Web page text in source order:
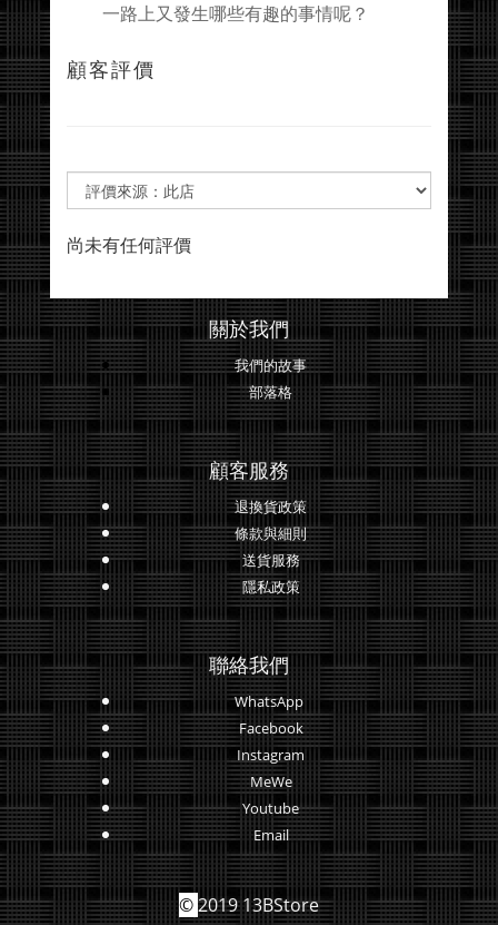
一路上又發生哪些有趣的事情呢？
顧客評價
尚未有任何評價
關於我們
我們的故事
部落格
顧客服務
退換貨政策
條款與細則
送貨服務
隱私政策
聯絡我們
WhatsApp
Facebook
Instagram
MeWe
Youtube
Email
©2019 13BStore